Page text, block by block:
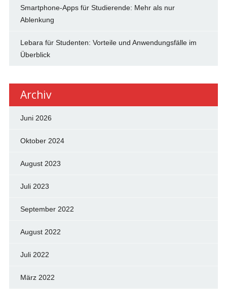
Smartphone-Apps für Studierende: Mehr als nur
Ablenkung
Lebara für Studenten: Vorteile und Anwendungsfälle im
Überblick
Archiv
Juni 2026
Oktober 2024
August 2023
Juli 2023
September 2022
August 2022
Juli 2022
März 2022